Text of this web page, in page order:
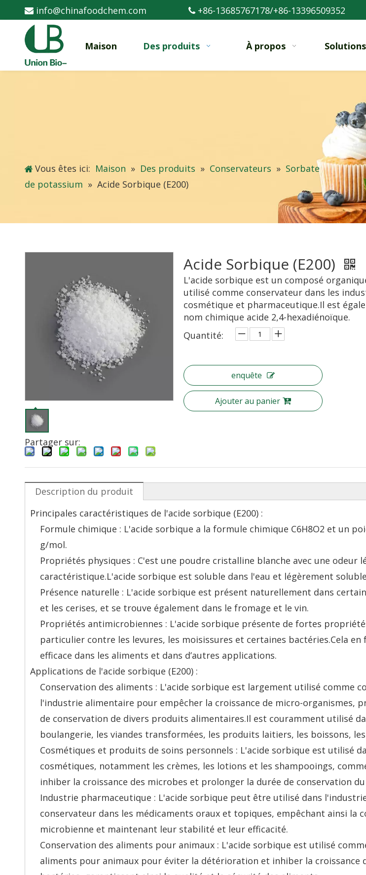
 info@chinafoodchem.com  +86-13685767178/+86-13396509352
Maison Des produits À propos Solutions
Vous êtes ici: Maison » Des produits » Conservateurs » Sorbate
de potassium » Acide Sorbique (E200)
Partager sur:
Acide Sorbique (E200)
L'acide sorbique est un composé
utilisé comme conservateur dans les
cosmétique et pharmaceutique.Il est
nom chimique acide 2,4-hexadiénoïque.
Quantité:
enquête
Ajouter au panier
Description du produit
Principales caractéristiques de l'acide sorbique (E200) :
Formule chimique : L'acide sorbique a la formule chimique C6H8O2 et un
g/mol.
Propriétés physiques : C'est une poudre cristalline blanche avec une odeur
caractéristique.L'acide sorbique est soluble dans l'eau et légèrement
Présence naturelle : L'acide sorbique est présent naturellement dans
et les cerises, et se trouve également dans le fromage et le vin.
Propriétés antimicrobiennes : L'acide sorbique présente de fortes
particulier contre les levures, les moisissures et certaines bactéries.Cela
efficace dans les aliments et dans d’autres applications.
Applications de l'acide sorbique (E200) :
Conservation des aliments : L'acide sorbique est largement utilisé comme
l'industrie alimentaire pour empêcher la croissance de micro-organismes,
de conservation de divers produits alimentaires.Il est couramment utilisé
boulangerie, les viandes transformées, les produits laitiers, les boissons,
Cosmétiques et produits de soins personnels : L'acide sorbique est utilisé
cosmétiques, notamment les crèmes, les lotions et les shampooings,
inhiber la croissance des microbes et prolonger la durée de conservation
Industrie pharmaceutique : L'acide sorbique peut être utilisé dans
conservateur dans les médicaments oraux et topiques, empêchant ainsi la
microbienne et maintenant leur stabilité et leur efficacité.
Conservation des aliments pour animaux : L'acide sorbique est utilisé
aliments pour animaux pour éviter la détérioration et inhiber la croissance